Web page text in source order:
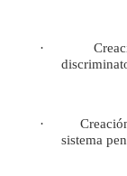
· Creación
· Creación
sistema